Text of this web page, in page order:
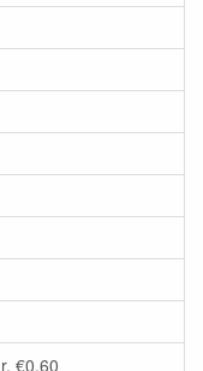
€0,60